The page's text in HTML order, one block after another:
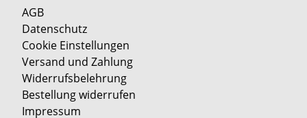
AGB
Datenschutz
Cookie Einstellungen
Versand und Zahlung
Widerrufsbelehrung
Bestellung widerrufen
Impressum